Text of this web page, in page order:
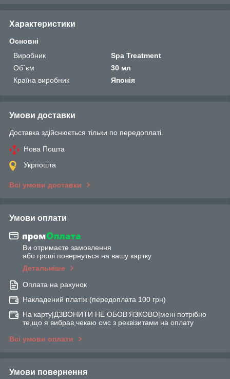
Характеристики
Основні
Виробник
Spa Treatment
Об`єм
30 мл
Країна виробник
Японія
Умови доставки
Доставка здійснюється тільки по передоплаті.
Нова Пошта
Укрпошта
Всі умови доставки
Умови оплати
Ви отримаєте замовлення
або гроші повернуться на вашу картку
Детальніше
Оплата на рахунок
Накладений платіж (передоплата 100 грн)
На карту|ДЗВОНИТИ НЕ ОБОВ'ЯЗКОВО|мені потрібно
те,що я вибрав,чекаю смс з реквізитами на оплату
Всі умови оплати
Умови повернення